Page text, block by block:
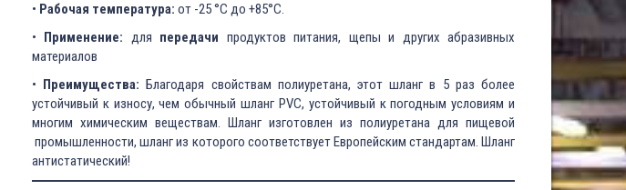
• Рабочая температура: от -25 °C до +85°C.
• Применение: для передачи продуктов питания, щепы и других абразивных
материалов
• Преимущества: Благодаря свойствам полиуретана, этот шланг в 5 раз более
устойчивый к износу, чем обычный шланг PVC, устойчивый к погодным условиям и
многим химическим веществам. Шланг изготовлен из полиуретана для пищевой
промышленности, шланг из которого соответствует Европейским стандартам. Шланг
антистатический!